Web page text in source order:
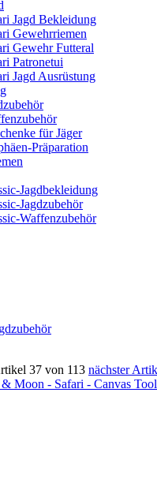
Jagd Bekleidung
Gewehrriemen
Gewehr Futteral
Patronetui
Jagd Ausrüstung
für Jäger
Präparation
Jagdbekleidung
Jagdzubehör
Waffenzubehör
37 von 113 nächster